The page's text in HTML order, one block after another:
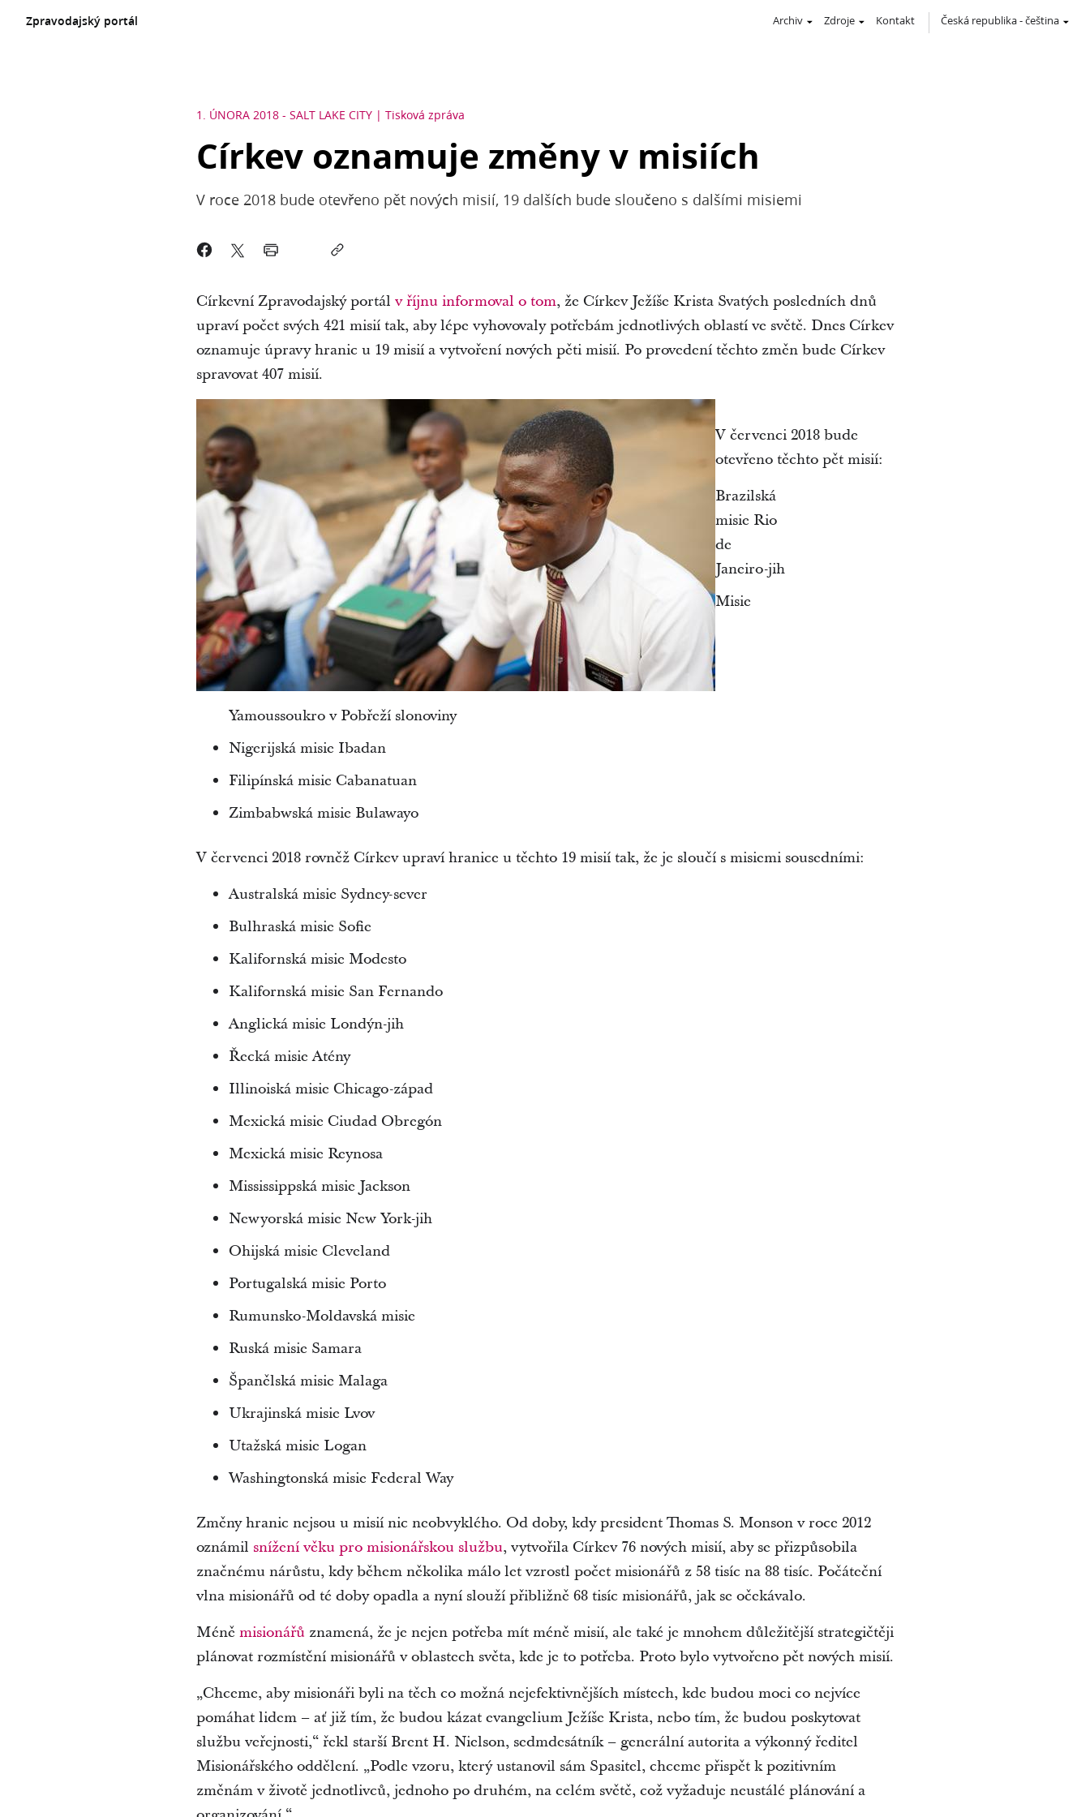
Zpravodajský portál Archiv Zdroje Kontakt Česká republika-čeština
1. ÚNORA 2018 - SALT LAKE CITY Tisková zpráva
Církev oznamuje změny v misiích
V roce 2018 bude otevřeno pět nových misií, 19 dalších bude sloučeno s dalšími misiemi
Církevní Zpravodajský portál v říjnu informoval o tom, že Církev Ježíše Krista Svatých posledních dnů
upraví počet svých 421 misií tak, aby lépe vyhovovaly potřebám jednotlivých oblastí ve světě. Dnes Církev
oznamuje úpravy hranic u 19 misií a vytvoření nových pěti misií. Po provedení těchto změn bude Církev
spravovat 407 misií.
V červenci 2018 bude
otevřeno těchto pět misií:
Brazilská
misie Rio
de
Janeiro-jih
Misie
Yamoussoukro v Pobřeží slonoviny
Nigerijská misie Ibadan
Filipínská misie Cabanatuan
Zimbabwská misie Bulawayo
V červenci 2018 rovněž Církev upraví hranice u těchto 19 misií tak, že je sloučí s misiemi sousedními:
Australská misie Sydney-sever
Bulhraská misie Sofie
Kalifornská misie Modesto
Kalifornská misie San Fernando
Anglická misie Londýn-jih
Řecká misie Atény
Illinoiská misie Chicago-západ
Mexická misie Ciudad Obregón
Mexická misie Reynosa
Mississippská misie Jackson
Newyorská misie New York-jih
Ohijská misie Cleveland
Portugalská misie Porto
Rumunsko-Moldavská misie
Ruská misie Samara
Španělská misie Malaga
Ukrajinská misie Lvov
Utažská misie Logan
Washingtonská misie Federal Way
Změny hranic nejsou u misií nic neobvyklého. Od doby, kdy president Thomas S. Monson v roce 2012
oznámil snížení věku pro misionářskou službu, vytvořila Církev 76 nových misií, aby se přizpůsobila
značnému nárůstu, kdy během několika málo let vzrostl počet misionářů z 58 tisíc na 88 tisíc. Počáteční
vlna misionářů od té doby opadla a nyní slouží přibližně 68 tisíc misionářů, jak se očekávalo.
Méně misionářů znamená, že je nejen potřeba mít méně misií, ale také je mnohem důležitější strategičtěji
plánovat rozmístění misionářů v oblastech světa, kde je to potřeba. Proto bylo vytvořeno pět nových misií.
„Chceme, aby misionáři byli na těch co možná nejefektivnějších místech, kde budou moci co nejvíce
pomáhat lidem – ať již tím, že budou kázat evangelium Ježíše Krista, nebo tím, že budou poskytovat
službu veřejnosti,“ řekl starší Brent H. Nielson, sedmdesátník – generální autorita a výkonný ředitel
Misionářského oddělení. „Podle vzoru, který ustanovil sám Spasitel, chceme přispět k pozitivním
změnám v životě jednotlivců, jednoho po druhém, na celém světě, což vyžaduje neustálé plánování a